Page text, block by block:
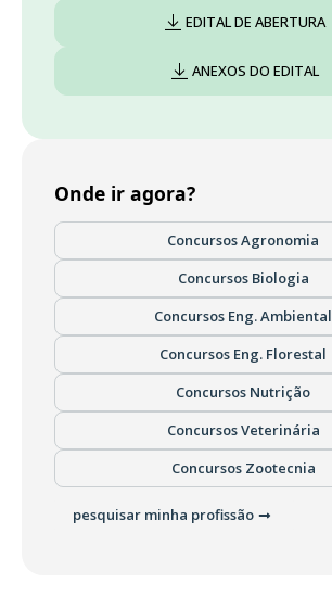
EDITAL DE ABERTURA
ANEXOS DO EDITAL
Onde ir agora?
Concursos Agronomia
Concursos Biologia
Concursos Eng. Ambiental
Concursos Eng. Florestal
Concursos Nutrição
Concursos Veterinária
Concursos Zootecnia
pesquisar minha profissão